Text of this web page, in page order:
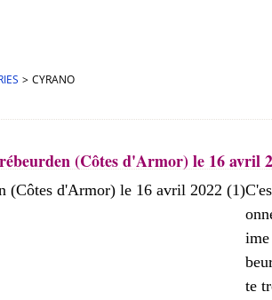
> CYRANO
(Côtes d'Armor) le 16 avril
te